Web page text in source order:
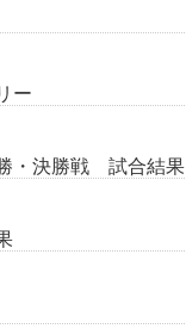
ー
・決勝戦 試合結果